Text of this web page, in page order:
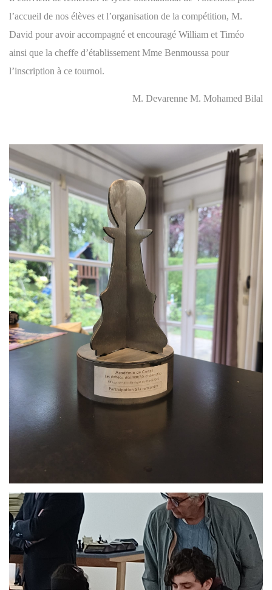
l’accueil de nos élèves et l’organisation de la compétition, M.
David pour avoir accompagné et encouragé William et Timéo
ainsi que la cheffe d’établissement Mme Benmoussa pour
l’inscription à ce tournoi.
M. Devarenne M. Mohamed Bilal